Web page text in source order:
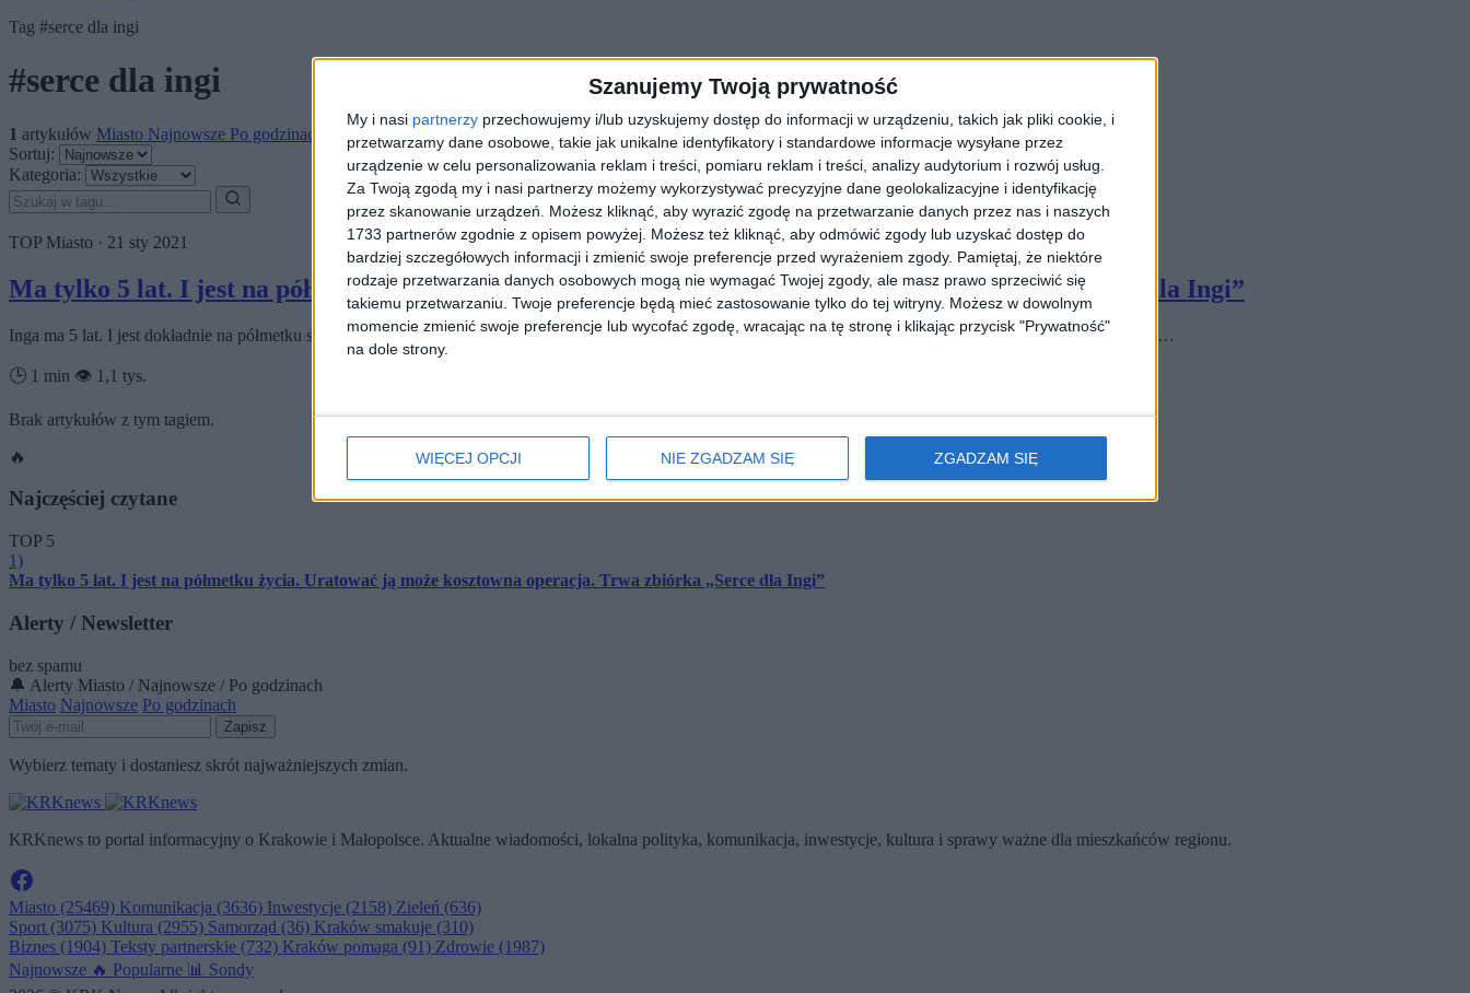
Szanujemy Twoją prywatność
My i nasi partnerzy przechowujemy i/lub uzyskujemy dostęp do informacji w urządzeniu, takich jak pliki cookie, i
przetwarzamy dane osobowe, takie jak unikalne identyfikatory i standardowe informacje wysyłane przez
urządzenie w celu personalizowania reklam i treści, pomiaru reklam i treści, analizy audytorium i rozwój usług.
Za Twoją zgodą my i nasi partnerzy możemy wykorzystywać precyzyjne dane geolokalizacyjne i identyfikację
przez skanowanie urządzeń. Możesz kliknąć, aby wyrazić zgodę na przetwarzanie danych przez nas i naszych
1733 partnerów zgodnie z opisem powyżej. Możesz też kliknąć, aby odmówić zgody lub uzyskać dostęp do
bardziej szczegółowych informacji i zmienić swoje preferencje przed wyrażeniem zgody. Pamiętaj, że niektóre
rodzaje przetwarzania danych osobowych mogą nie wymagać Twojej zgody, ale masz prawo sprzeciwić się
takiemu przetwarzaniu. Twoje preferencje będą mieć zastosowanie tylko do tej witryny. Możesz w dowolnym
momencie zmienić swoje preferencje lub wycofać zgodę, wracając na tę stronę i klikając przycisk "Prywatność"
na dole strony.
WIĘCEJ OPCJI NIE ZGADZAM SIĘ ZGADZAM SIĘ
Tag #serce dla ingi
#serce dla ingi
1 artykułów Miasto Najnowsze Po godzinach
Zdrowie
Sortuj:
Kategoria:
TOP Miasto · 21 sty 2021
Ma tylko 5 lat. I jest na półmetku życia. Uratować ją może kosztowna operacja. Trwa zbiórka „Serce dla Ingi”
Inga ma 5 lat. I jest dokładnie na półmetku swojego życia. Tak, półmetku. Inga ma skrajną postać Anomalii Ebsteina, bardzo rzadkiej wady serca. Przeżywalność osób…
🕒 1 min 👁️ 1,1 tys.
Brak artykułów z tym tagiem.
🔥
Najczęściej czytane
TOP 5
1)
Ma tylko 5 lat. I jest na półmetku życia. Uratować ją może kosztowna operacja. Trwa zbiórka „Serce dla Ingi”
Alerty / Newsletter
bez spamu
🔔 Alerty Miasto / Najnowsze / Po godzinach
Miasto Najnowsze Po godzinach
Zapisz
Wybierz tematy i dostaniesz skrót najważniejszych zmian.
KRKnews to portal informacyjny o Krakowie i Małopolsce. Aktualne wiadomości, lokalna polityka, komunikacja, inwestycje, kultura i sprawy ważne dla mieszkańców regionu.
Miasto (25469) Komunikacja (3636) Inwestycje (2158) Zieleń (636)
Sport (3075) Kultura (2955) Samorząd (36) Kraków smakuje (310)
Biznes (1904) Teksty partnerskie (732) Kraków pomaga (91) Zdrowie (1987)
Najnowsze 🔥 Popularne 📊 Sondy